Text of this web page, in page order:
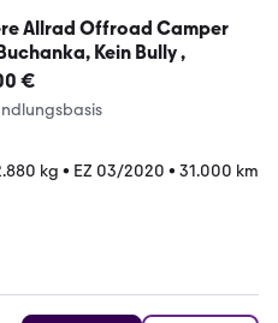
Allrad Offroad Camper
Kein Bully ,
€
kg • EZ 03/2020 • 31.000 km